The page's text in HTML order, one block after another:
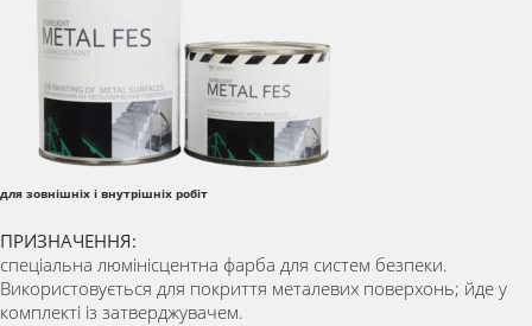
для зовнішніх і внутрішніх робіт
ПРИЗНАЧЕННЯ:
спеціальна люмінісцентна фарба для систем безпеки.
Використовується для покриття металевих поверхонь; йде у
комплекті із затверджувачем.